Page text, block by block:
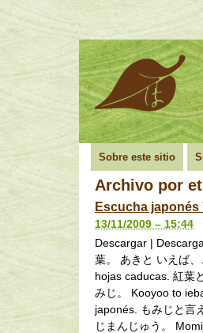
Sobre este sitio
Archivo por
Escucha
13/11/2009 – 15:44
Descargar |
葉。 あきと いえば
hojas caducas. 紅葉
みじ。 Kooyoo to
japonés. もみじと言
じまんじゅう。